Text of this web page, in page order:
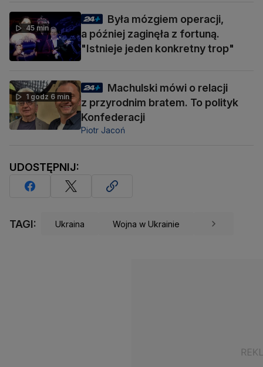
45 min
Była mózgiem operacji,
a później zaginęła z fortuną.
"Istnieje jeden konkretny trop"
1 godz 6 min
Machulski mówi o relacji
z przyrodnim bratem. To polityk
Konfederacji
Piotr Jacoń
UDOSTĘPNIJ:
TAGI: Ukraina Wojna w Ukrainie